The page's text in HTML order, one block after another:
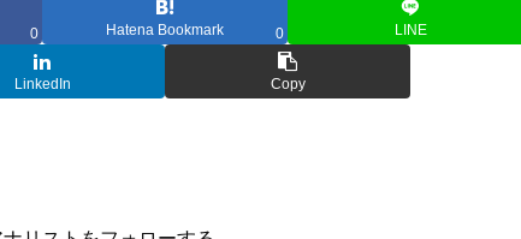
0 Hatena Bookmark 0 LINE
LinkedIn Copy